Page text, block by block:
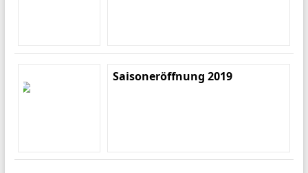
Saisoneröffnung 2019